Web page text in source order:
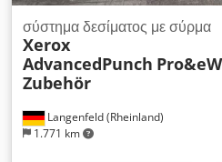
Langenfeld (Rheinland)
1.771 km
σύστημα δεσίματος με σύρμα
Xerox
AdvancedPunch
Zubehör